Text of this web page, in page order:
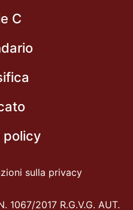
C
policy
sulla privacy
1067/2017 R.G.V.G. AUT.